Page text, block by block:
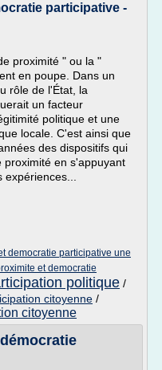
participative -
proximité " ou la "
en poupe. Dans un
rôle de l'État, la
un facteur
politique et une
locale. C'est ainsi que
des dispositifs qui
en s'appuyant
democratie participative une
et democratie
politique /
citoyenne /
citoyenne